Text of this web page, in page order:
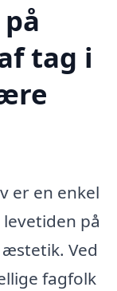
tag i
er en enkel
på
Ved
fagfolk